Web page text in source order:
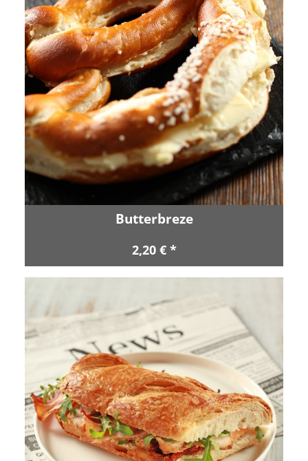
Butterbreze
2,20 € *